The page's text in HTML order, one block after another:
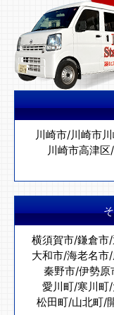
川崎市/川崎市
川崎市高津区/
横須賀市/鎌倉市/
大和市/海老名市/
秦野市/伊勢原
愛川町/寒川町/
松田町/山北町/